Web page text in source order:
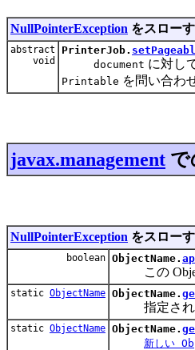
NullPointerException をスロー
abstract
void
PrinterJob.
document に対し
Printable を問い合わ
javax.management で
NullPointerException をスロー
boolean ObjectName.
この
static ObjectName ObjectName.
指定された
static ObjectName ObjectName.
新しい